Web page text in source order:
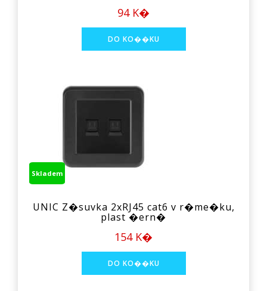
94 K�
Skladem
UNIC Z�suvka 2xRJ45 cat6 v r�me�ku,
plast �ern�
154 K�